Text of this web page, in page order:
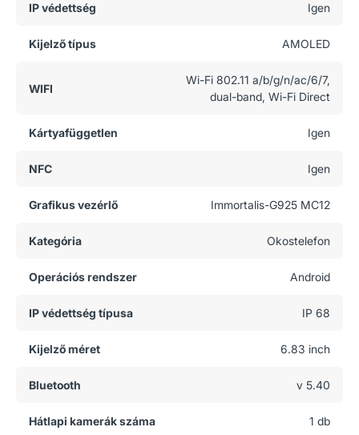
IP védettség Igen
Kijelző típus AMOLED
WIFI
Wi-Fi 802.11 a/b/g/n/ac/6/7,
dual-band, Wi-Fi Direct
Kártyafüggetlen Igen
NFC Igen
Grafikus vezérlő Immortalis-G925 MC12
Kategória Okostelefon
Operációs rendszer Android
IP védettség típusa IP 68
Kijelző méret 6.83 inch
Bluetooth v 5.40
Hátlapi kamerák száma 1 db